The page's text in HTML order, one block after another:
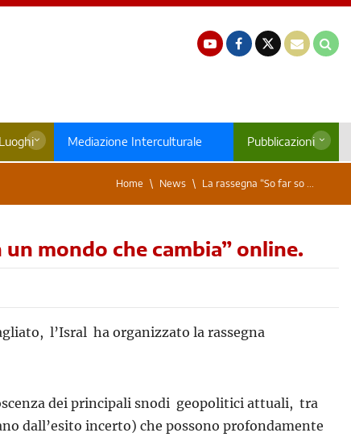
Luoghi Mediazione Interculturale Pubblicazioni
Home News La rassegna “So far so ...
mondo che cambia” online.
l’Isral ha organizzato la rassegna
dei principali snodi geopolitici attuali, tra
dall’esito incerto) che possono profondamente